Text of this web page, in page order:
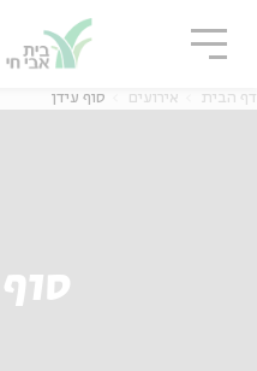
דף הבית אירועים סוף עידן
סגור